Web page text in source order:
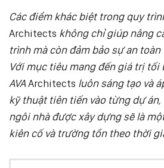
Các điểm khác biệt trong quy
Architects không chỉ giúp nâng
trình mà còn đảm bảo sự an toàn
Với mục tiêu mang đến giá trị tối
AVAArchitects luôn sáng tạo và
kỹ thuật tiên tiến vào từng dự
ngôi nhà được xây dựng sẽ là
kiên cố và trường tồn theo thời